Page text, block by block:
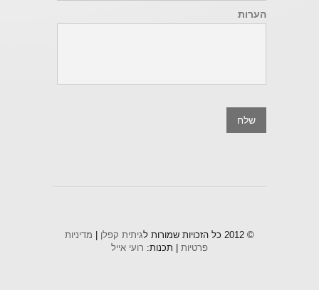
הערות
© 2012 כל הזכויות שמורות ל גיתית קפלן
מדיניות
פרטיות | תכנות: רועי אייל